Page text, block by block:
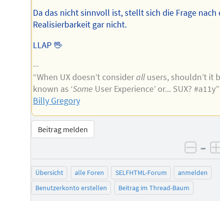
Da das nicht sinnvoll ist, stellt sich die Frage nach
Realisierbarkeit gar nicht.
LLAP 🖖
--
“When UX doesn’t considerallusers, shouldn’t it
known as ‘Some User Experience’ or... SUX?
Billy Gregory
Beitrag melden
–
Übersicht alle Foren SELFHTML-Forum
anmelden
Benutzerkonto erstellen
Beitrag im Thread-Baum